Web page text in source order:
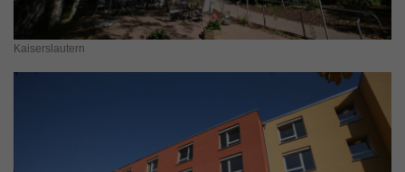
Kaiserslautern